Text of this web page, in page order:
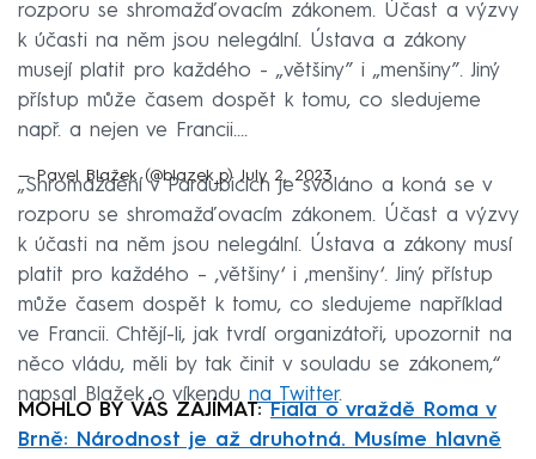
rozporu se shromažďovacím zákonem. Účast a výzvy
k účasti na něm jsou nelegální. Ústava a zákony
musejí platit pro každého - „většiny” i „menšiny”. Jiný
přístup může časem dospět k tomu, co sledujeme
např. a nejen ve Francii.…
— Pavel Blažek (@blazek_p) July 2, 2023
„Shromáždění v Pardubicích je svoláno a koná se v
rozporu se shromažďovacím zákonem. Účast a výzvy
k účasti na něm jsou nelegální. Ústava a zákony musí
platit pro každého – ‚většiny‘ i ‚menšiny‘. Jiný přístup
může časem dospět k tomu, co sledujeme například
ve Francii. Chtějí-li, jak tvrdí organizátoři, upozornit na
něco vládu, měli by tak činit v souladu se zákonem,“
napsal Blažek o víkendu na Twitter.
MOHLO BY VÁS ZAJÍMAT:
Fiala o vraždě Roma v
Brně: Národnost je až druhotná. Musíme hlavně